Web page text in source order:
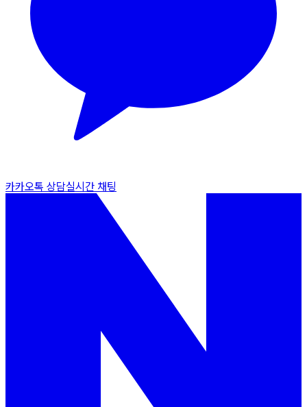
카카오톡 상담실시간 채팅